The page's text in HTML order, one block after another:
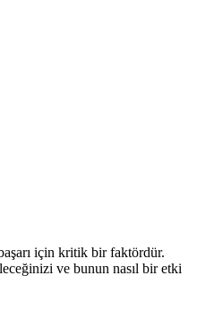
için kritik bir faktördür.
ve bunun nasıl bir etki